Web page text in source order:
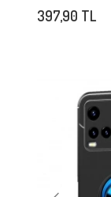
397,90 TL